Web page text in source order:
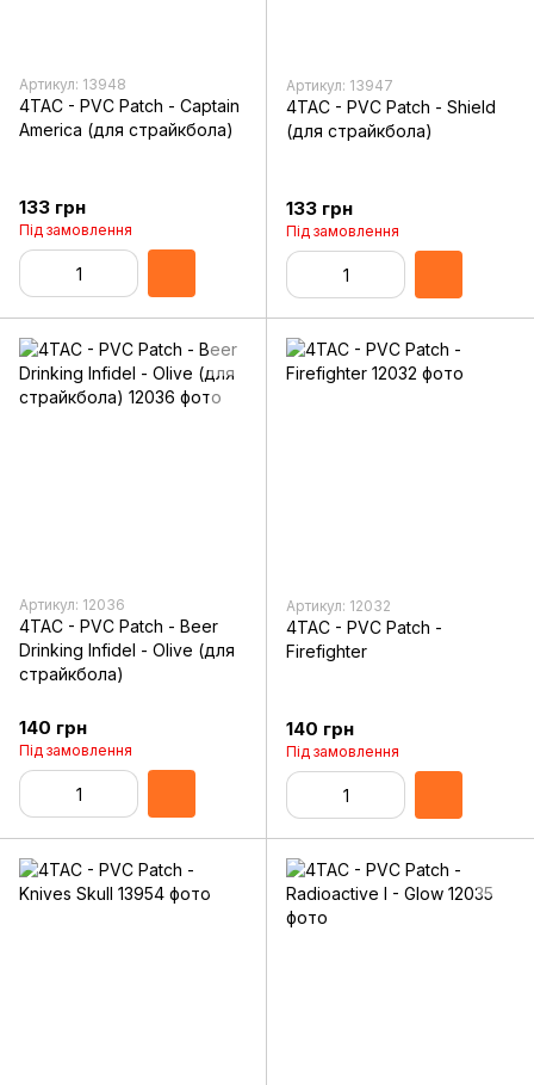
Артикул: 13948
4TAC - PVC Patch - Captain
America (для страйкбола)
133 грн
Під замовлення
Артикул: 13947
4TAC - PVC Patch - Shield
(для страйкбола)
133 грн
Під замовлення
Артикул: 12036
4TAC - PVC Patch - Beer
Drinking Infidel - Olive (для
страйкбола)
140 грн
Під замовлення
Артикул: 12032
4TAC - PVC Patch -
Firefighter
140 грн
Під замовлення